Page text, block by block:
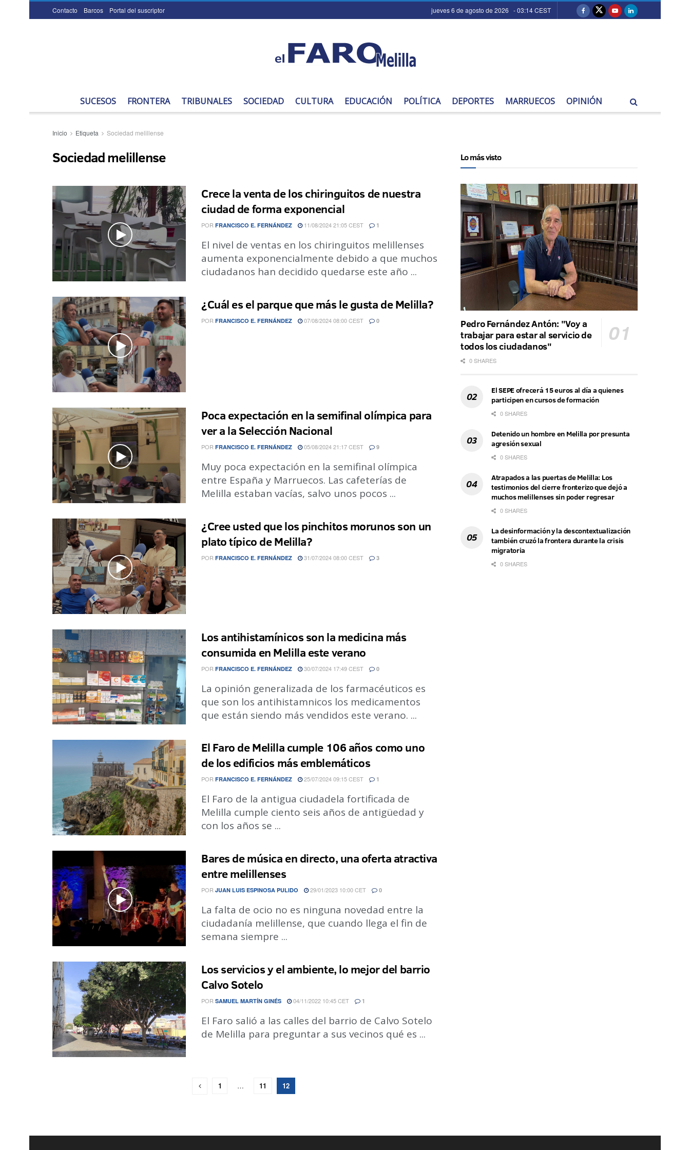
Contacto Barcos Portal del suscriptor jueves 6 de agosto de 2026 - 03:14 CEST
SUCESOS FRONTERA TRIBUNALES SOCIEDAD CULTURA EDUCACIÓN POLÍTICA DEPORTES MARRUECOS OPINIÓN
Inicio Etiqueta Sociedad melillense
Sociedad melillense
Crece la venta de los chiringuitos de nuestra
ciudad de forma exponencial
POR FRANCISCO E. FERNÁNDEZ 11/08/2024 21:05 CEST 1
El nivel de ventas en los chiringuitos melillenses
aumenta exponencialmente debido a que muchos
ciudadanos han decidido quedarse este año ...
¿Cuál es el parque que más le gusta de Melilla?
POR FRANCISCO E. FERNÁNDEZ 07/08/2024 08:00 CEST 0
Poca expectación en la semifinal olímpica para
ver a la Selección Nacional
POR FRANCISCO E. FERNÁNDEZ 05/08/2024 21:17 CEST 9
Muy poca expectación en la semifinal olímpica
entre España y Marruecos. Las cafeterías de
Melilla estaban vacías, salvo unos pocos ...
¿Cree usted que los pinchitos morunos son un
plato típico de Melilla?
POR FRANCISCO E. FERNÁNDEZ 31/07/2024 08:00 CEST 3
Los antihistamínicos son la medicina más
consumida en Melilla este verano
POR FRANCISCO E. FERNÁNDEZ 30/07/2024 17:49 CEST 0
La opinión generalizada de los farmacéuticos es
que son los antihistamnicos los medicamentos
que están siendo más vendidos este verano. ...
El Faro de Melilla cumple 106 años como uno
de los edificios más emblemáticos
POR FRANCISCO E. FERNÁNDEZ 25/07/2024 09:15 CEST 1
El Faro de la antigua ciudadela fortificada de
Melilla cumple ciento seis años de antigüedad y
con los años se ...
Bares de música en directo, una oferta atractiva
entre melillenses
POR JUAN LUIS ESPINOSA PULIDO 29/01/2023 10:00 CET 0
La falta de ocio no es ninguna novedad entre la
ciudadanía melillense, que cuando llega el fin de
semana siempre ...
Los servicios y el ambiente, lo mejor del barrio
Calvo Sotelo
POR SAMUEL MARTÍN GINÉS 04/11/2022 10:45 CET 1
El Faro salió a las calles del barrio de Calvo Sotelo
de Melilla para preguntar a sus vecinos qué es ...
1 … 11 12
Lo más visto
Pedro Fernández Antón: "Voy a
trabajar para estar al servicio de
todos los ciudadanos"
0 SHARES
El SEPE ofrecerá 15 euros al día a quienes
participen en cursos de formación
0 SHARES
Detenido un hombre en Melilla por presunta
agresión sexual
0 SHARES
Atrapados a las puertas de Melilla: Los
testimonios del cierre fronterizo que dejó a
muchos melillenses sin poder regresar
0 SHARES
La desinformación y la descontextualización
también cruzó la frontera durante la crisis
migratoria
0 SHARES